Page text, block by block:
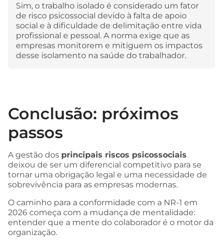
Sim, o trabalho isolado é considerado um fator
de risco psicossocial devido à falta de apoio
social e à dificuldade de delimitação entre vida
profissional e pessoal. A norma exige que as
empresas monitorem e mitiguem os impactos
desse isolamento na saúde do trabalhador.
Conclusão: próximos
passos
A gestão dos principais riscos psicossociais
deixou de ser um diferencial competitivo para se
tornar uma obrigação legal e uma necessidade de
sobrevivência para as empresas modernas.
O caminho para a conformidade com a NR-1 em
2026 começa com a mudança de mentalidade:
entender que a mente do colaborador é o motor da
organização.